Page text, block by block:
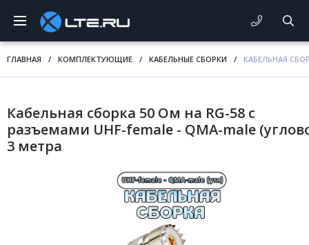
ГЛАВНАЯ / КОМПЛЕКТУЮЩИЕ / КАБЕЛЬНЫЕ СБОРКИ / КАБЕЛЬНАЯ
Кабельная сборка 50 Ом на RG-58 с
разъемами UHF-female - QMA-male
3 метра